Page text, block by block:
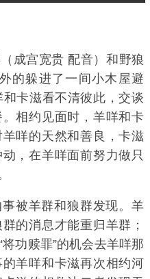
成宫宽贵 配音）和野狼
的躲进了一间小木屋避
卡滋看不清彼此，交谈
相约见面时，羊咩和卡
咩的天然和善良，卡滋
，在羊咩面前努力做只
被羊群和狼群发现。羊
的消息才能重归羊群；
功赎罪”的机会去羊咩那
羊咩和卡滋再次相约河